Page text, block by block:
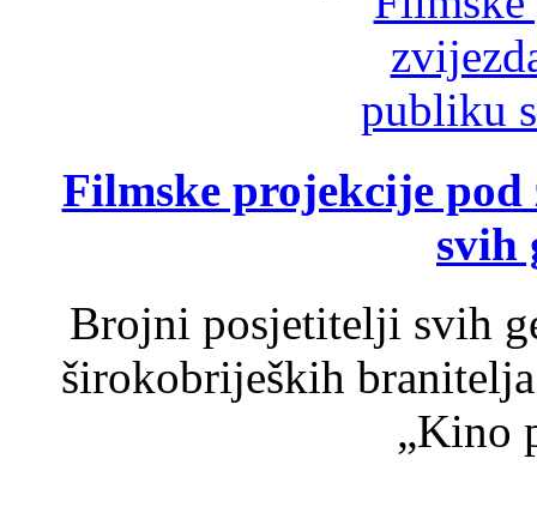
Filmske projekcije
svih
Brojni posjetitelji svih
širokobrijeških
„Kino